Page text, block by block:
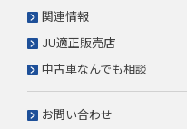
関連情報
JU適正販売店
中古車なんでも相談
お問い合わせ